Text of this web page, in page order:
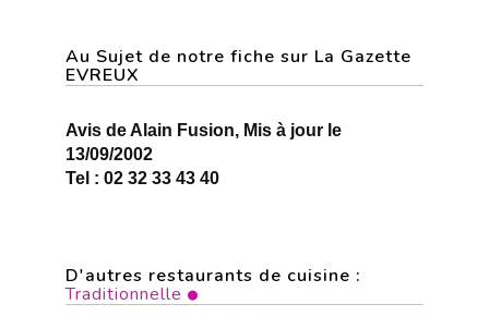
Au Sujet de notre fiche sur La Gazette
EVREUX
Avis de Alain Fusion, Mis à jour le
13/09/2002
Tel : 02 32 33 43 40
D'autres restaurants de cuisine :
Traditionnelle